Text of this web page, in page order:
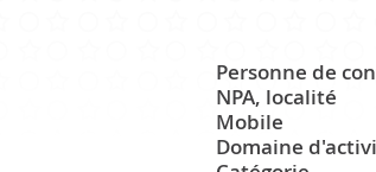
CULTURE ET
Personne de
NPA, localité
Mobile
Domaine